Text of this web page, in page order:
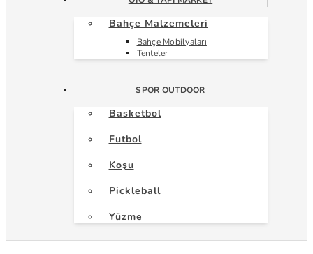
Bahçe Malzemeleri
Bahçe Mobilyaları
Tenteler
SPOR OUTDOOR
Basketbol
Futbol
Koşu
Pickleball
Yüzme